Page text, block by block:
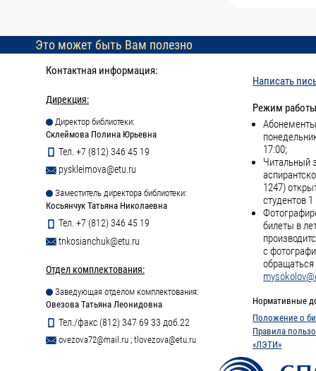
Это может быть Вам полезно
Контактная информация:
Дирекция:
Директор библиотеки:
Склеймова Полина Юрьевна
Тел. +7 (812) 346 45 19
pyskleimova@etu.ru
Заместитель директора библиотеки:
Косьянчук Татьяна Николаевна
Тел. +7 (812) 346 45 19
tnkosianchuk@etu.ru
Отдел комплектования:
Заведующая отделом комплектования:
Овезова Татьяна Леонидовна
Тел./факс (812) 347 69 33 доб.22
ovezova72@mail.ru ; tlovezova@etu.ru
Написать
Режим
17:00;
Читальный
1247)
студентов
билеты в
с
обращаться
Нормативные
Положение о
Правила
«ЛЭТИ»